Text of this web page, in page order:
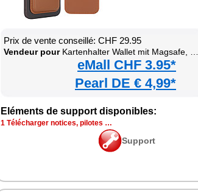
Prix de vente conseillé: CHF 29.95
Vendeur pourKartenhalter Wallet mit Magsafe, braun, für bis zu 3 Karten kompatibel
eMall CHF 3.95*
Pearl DE € 4,99*
Eléments de support disponibles:
1 Télécharger notices, pilotes …
Support